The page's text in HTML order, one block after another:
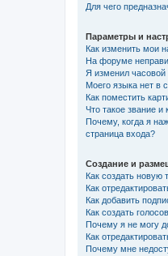
Для чего
Параметры и
Как изменить мои
На форуме
Я изменил часовой
Моего языка нет в
Как поместить
Что такое звание и
Почему, когда я
страница входа?
Создание и
Как создать новую
Как
Как добавить
Как создать
Почему я не могу
Как
Почему мне